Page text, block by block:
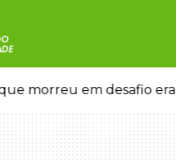
morreu em desafio